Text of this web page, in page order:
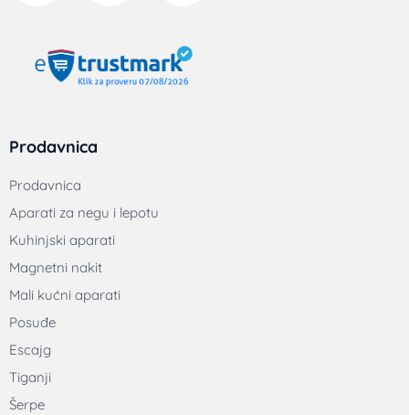
Prodavnica
Prodavnica
Aparati za negu i lepotu
Kuhinjski aparati
Magnetni nakit
Mali kućni aparati
Posuđe
Escajg
Tiganji
Šerpe